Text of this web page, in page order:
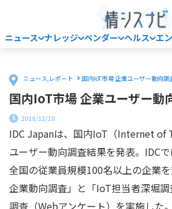
ニュース ナレッジ ベンダー ヘルス エ
Home
ニュース レポート 国内IoT市場 企業ユーザー動向調
国内IoT市場 企業ユーザー動
2018/12/10
IDC Japanは、国内IoT（Internet of
ユーザー動向調査結果を発表。IDCで
全国の従業員規模100名以上の企業
企業動向調査」と「IoT担当者深堀
調査（Webアンケート）を実施した。